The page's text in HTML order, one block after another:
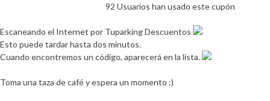
92 Usuarios han usado este cupón
Escaneando el Internet por Tuparking Descuentos
Esto puede tardar hasta dos minutos.
Cuando encontremos un código, aparecerá en la lista.
Toma una taza de café y espera un momento :)